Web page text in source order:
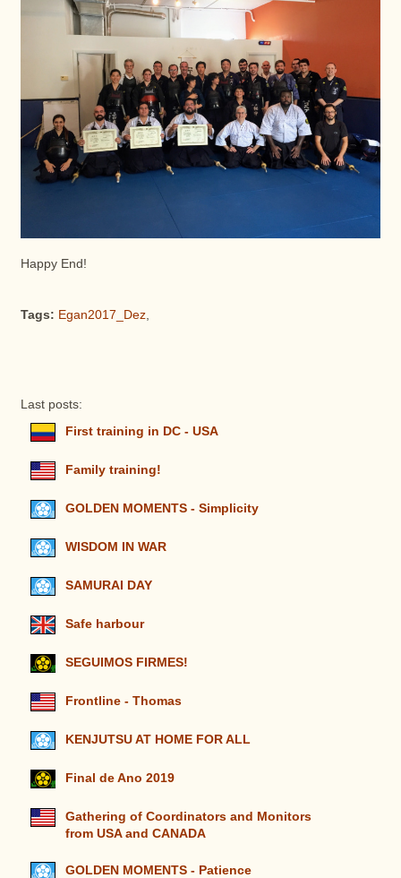
Happy End!
Tags: Egan2017_Dez,
Last posts:
First training in DC - USA
Family training!
GOLDEN MOMENTS - Simplicity
WISDOM IN WAR
SAMURAI DAY
Safe harbour
SEGUIMOS FIRMES!
Frontline - Thomas
KENJUTSU AT HOME FOR ALL
Final de Ano 2019
Gathering of Coordinators and Monitors
from USA and CANADA
GOLDEN MOMENTS - Patience